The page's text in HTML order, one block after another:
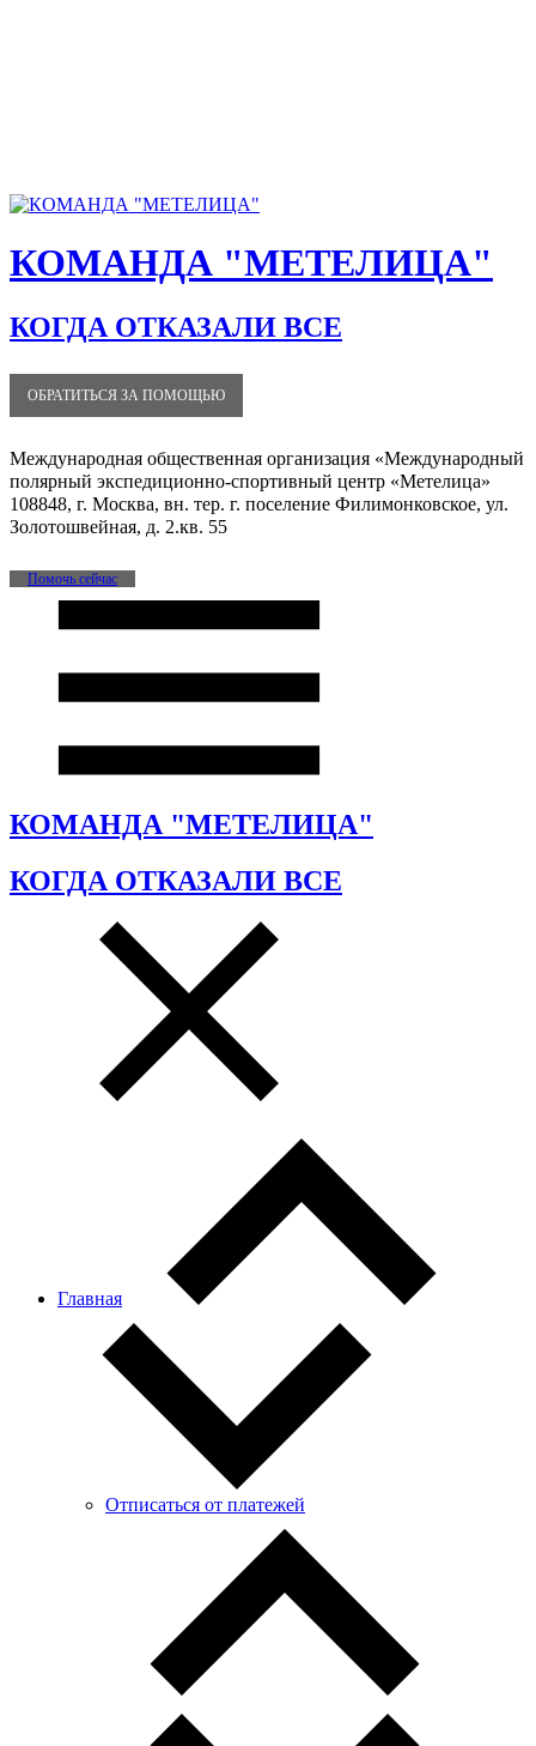
КОМАНДА "МЕТЕЛИЦА"
КОГДА ОТКАЗАЛИ ВСЕ
ОБРАТИТЬСЯ ЗА ПОМОЩЬЮ
Международная общественная организация «Международный
полярный экспедиционно-спортивный центр «Метелица»
108848, г. Москва, вн. тер. г. поселение Филимонковское, ул.
Золотошвейная, д. 2.кв. 55
Помочь сейчас
КОМАНДА "МЕТЕЛИЦА"
КОГДА ОТКАЗАЛИ ВСЕ
Главная
Отписаться от платежей